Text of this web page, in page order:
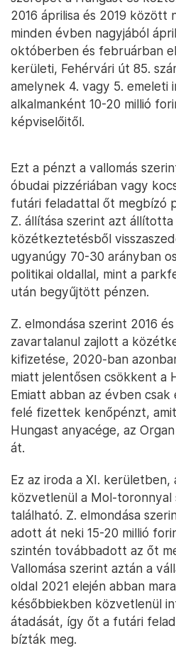
2016 áprilisa és 2019
minden évben nagyjából
októberben és februárban
kerületi, Fehérvári út 85.
amelynek 4. vagy 5. emeleti
alkalmanként 10-20 millió
képviselőitől.
Ezt a pénzt a vallomás
óbudai pizzériában vagy
futári feladattal őt megbízó
Z. állítása szerint azt
közétkeztetésből
ugyanúgy 70-30 arányban
politikai oldallal, mint a
után begyűjtött pénzen.
Z. elmondása szerint 2016
zavartalanul zajlott a
kifizetése, 2020-ban
miatt jelentősen csökkent a
Emiatt abban az évben
felé fizettek kenőpénzt,
Hungast anyacége, az
át.
Ez az iroda a XI. kerületben,
közvetlenül a Mol-toronnyal
található. Z. elmondása
adott át neki 15-20 millió
szintén továbbadott az őt
Vallomása szerint aztán a
oldal 2021 elején abban
későbbiekben közvetlenül
átadását, így őt a futári
bízták meg.